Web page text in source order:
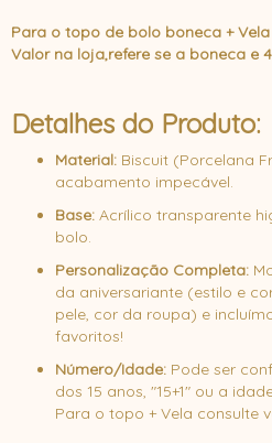
Para o topo de bolo boneca +
Valor na loja,refere se a boneca e
Detalhes do Produto:
Material: Biscuit (Porcelana
acabamento impecável.
Base: Acrílico transparente
bolo.
Personalização Completa:
da aniversariante (estilo e
pele, cor da roupa) e
favoritos!
Número/Idade: Pode ser
dos 15 anos, "15+1" ou a
Para o topo + Vela consulte